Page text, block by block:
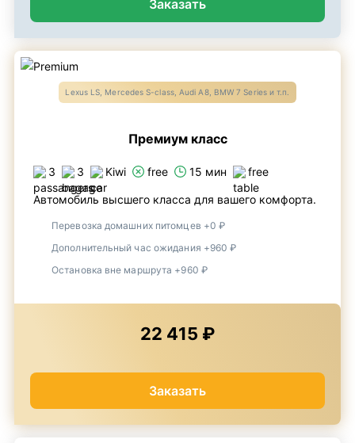
Заказать
Lexus LS, Mercedes S-class, Audi A8, BMW 7 Series и т.п.
Премиум класс
3 3 Kiwi free 15 мин free
Автомобиль высшего класса для вашего комфорта.
Перевозка домашних питомцев +0 ₽
Дополнительный час ожидания +960 ₽
Остановка вне маршрута +960 ₽
22 415 ₽
Заказать